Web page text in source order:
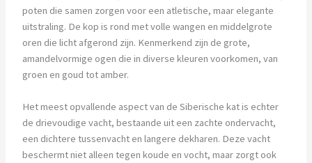
poten die samen zorgen voor een atletische, maar elegante
uitstraling. De kop is rond met volle wangen en middelgrote
oren die licht afgerond zijn. Kenmerkend zijn de grote,
amandelvormige ogen die in diverse kleuren voorkomen, van
groen en goud tot amber.
Het meest opvallende aspect van de Siberische kat is echter
de drievoudige vacht, bestaande uit een zachte ondervacht,
een dichtere tussenvacht en langere dekharen. Deze vacht
beschermt niet alleen tegen koude en vocht, maar zorgt ook